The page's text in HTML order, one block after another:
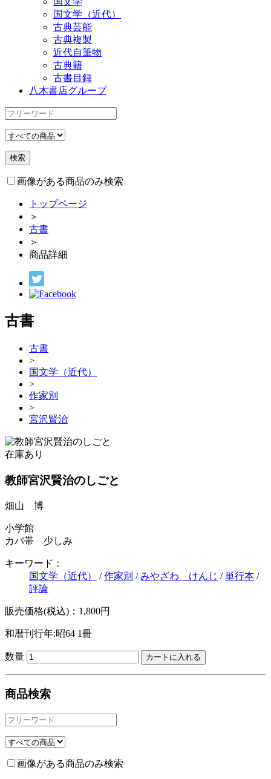
国文学（近代）
古典芸能
古典複製
近代自筆物
古典籍
古書目録
八木書店グループ
画像がある商品のみ検索
トップページ
＞
古書
＞
商品詳細
古書
古書
>
国文学（近代）
>
作家別
>
宮沢賢治
在庫あり
教師宮沢賢治のしごと
畑山 博
小学館
カバ帯 少しみ
キーワード：
国文学（近代）
/作家別 /みやざわ けんじ /単行本 /
評論
販売価格(税込)：1,800円
和暦刊行年:昭64 1冊
数量
商品検索
画像がある商品のみ検索